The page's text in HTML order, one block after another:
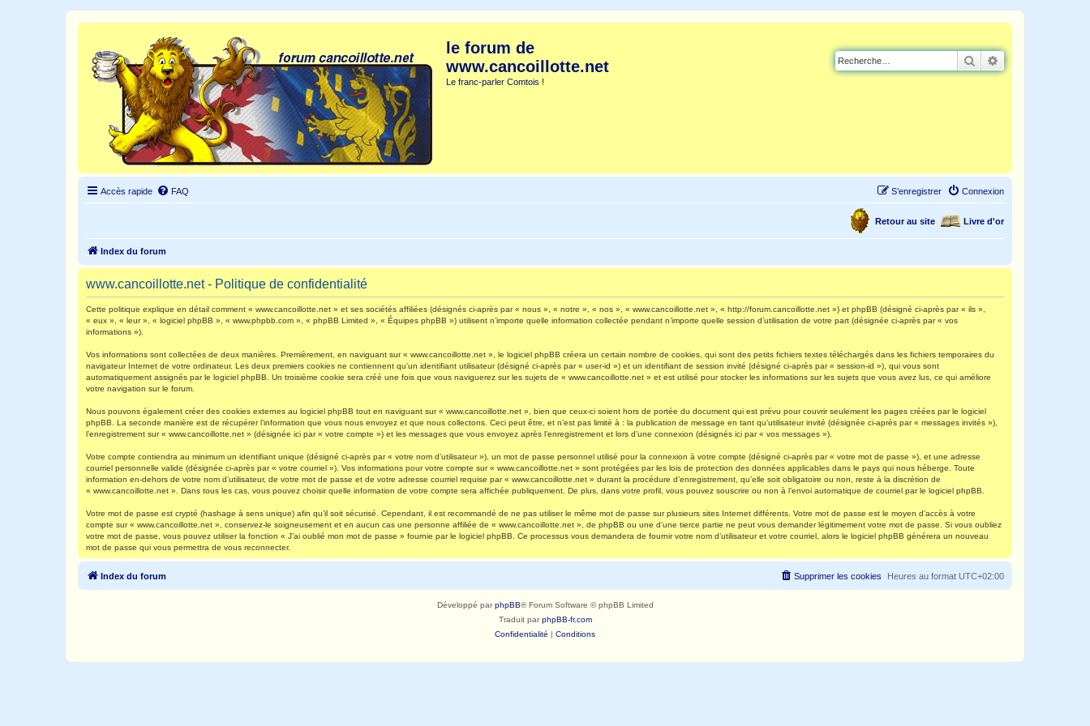
le forum de
www.cancoillotte.net
Le franc-parler Comtois !
Rechercher
Accès rapide FAQ Connexion
S’enregistrer
Livre d'or
Retour au site
Index du forum
www.cancoillotte.net - Politique de confidentialité
Cette politique explique en détail comment « www.cancoillotte.net » et ses sociétés affiliées (désignés ci-après par « nous », « notre », « nos », « www.cancoillotte.net », « http://forum.cancoillotte.net ») et phpBB (désigné ci-après par « ils »,
« eux », « leur », « logiciel phpBB », « www.phpbb.com », « phpBB Limited », « Équipes phpBB ») utilisent n’importe quelle information collectée pendant n’importe quelle session d’utilisation de votre part (désignée ci-après par « vos
informations »).
Vos informations sont collectées de deux manières. Premièrement, en naviguant sur « www.cancoillotte.net », le logiciel phpBB créera un certain nombre de cookies, qui sont des petits fichiers textes téléchargés dans les fichiers temporaires du
navigateur Internet de votre ordinateur. Les deux premiers cookies ne contiennent qu’un identifiant utilisateur (désigné ci-après par « user-id ») et un identifiant de session invité (désigné ci-après par « session-id »), qui vous sont
automatiquement assignés par le logiciel phpBB. Un troisième cookie sera créé une fois que vous naviguerez sur les sujets de « www.cancoillotte.net » et est utilisé pour stocker les informations sur les sujets que vous avez lus, ce qui améliore
votre navigation sur le forum.
Nous pouvons également créer des cookies externes au logiciel phpBB tout en naviguant sur « www.cancoillotte.net », bien que ceux-ci soient hors de portée du document qui est prévu pour couvrir seulement les pages créées par le logiciel
phpBB. La seconde manière est de récupérer l’information que vous nous envoyez et que nous collectons. Ceci peut être, et n’est pas limité à : la publication de message en tant qu’utilisateur invité (désignée ci-après par « messages invités »),
l’enregistrement sur « www.cancoillotte.net » (désignée ici par « votre compte ») et les messages que vous envoyez après l’enregistrement et lors d’une connexion (désignés ici par « vos messages »).
Votre compte contiendra au minimum un identifiant unique (désigné ci-après par « votre nom d’utilisateur »), un mot de passe personnel utilisé pour la connexion à votre compte (désigné ci-après par « votre mot de passe »), et une adresse
courriel personnelle valide (désignée ci-après par « votre courriel »). Vos informations pour votre compte sur « www.cancoillotte.net » sont protégées par les lois de protection des données applicables dans le pays qui nous héberge. Toute
information en-dehors de votre nom d’utilisateur, de votre mot de passe et de votre adresse courriel requise par « www.cancoillotte.net » durant la procédure d’enregistrement, qu’elle soit obligatoire ou non, reste à la discrétion de
« www.cancoillotte.net ». Dans tous les cas, vous pouvez choisir quelle information de votre compte sera affichée publiquement. De plus, dans votre profil, vous pouvez souscrire ou non à l’envoi automatique de courriel par le logiciel phpBB.
Votre mot de passe est crypté (hashage à sens unique) afin qu’il soit sécurisé. Cependant, il est recommandé de ne pas utiliser le même mot de passe sur plusieurs sites Internet différents. Votre mot de passe est le moyen d’accès à votre
compte sur « www.cancoillotte.net », conservez-le soigneusement et en aucun cas une personne affiliée de « www.cancoillotte.net », de phpBB ou une d’une tierce partie ne peut vous demander légitimement votre mot de passe. Si vous oubliez
votre mot de passe, vous pouvez utiliser la fonction « J’ai oublié mon mot de passe » fournie par le logiciel phpBB. Ce processus vous demandera de fournir votre nom d’utilisateur et votre courriel, alors le logiciel phpBB générera un nouveau
mot de passe qui vous permettra de vous reconnecter.
Index du forum Heures au format UTC+02:00
Supprimer les cookies
Développé parphpBB® Forum Software © phpBB Limited
Traduit parphpBB-fr.com
Confidentialité | Conditions